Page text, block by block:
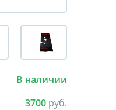
В наличии
3700 руб.